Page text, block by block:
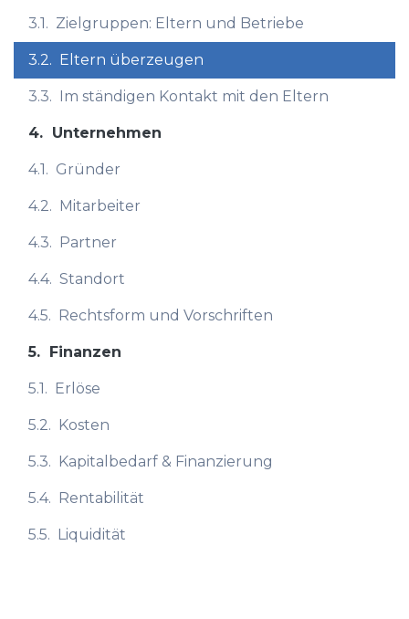
3.1. Zielgruppen: Eltern und Betriebe
3.2. Eltern überzeugen
3.3. Im ständigen Kontakt mit den Eltern
4. Unternehmen
4.1. Gründer
4.2. Mitarbeiter
4.3. Partner
4.4. Standort
4.5. Rechtsform und Vorschriften
5. Finanzen
5.1. Erlöse
5.2. Kosten
5.3. Kapitalbedarf & Finanzierung
5.4. Rentabilität
5.5. Liquidität